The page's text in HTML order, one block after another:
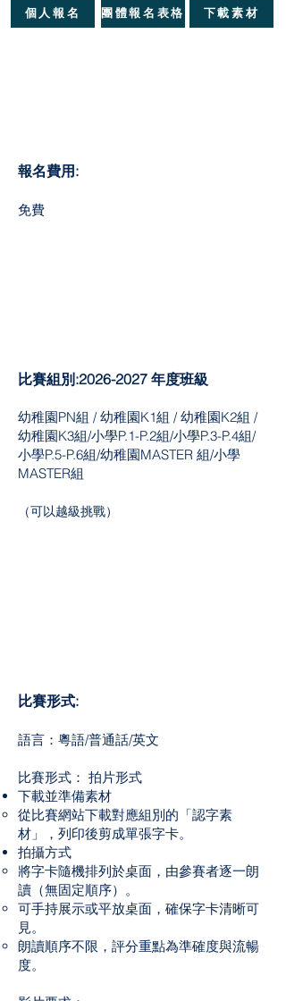
個人報名 團體報名表格 下載素材
報名費用:
​免費
比賽組別:2026-2027 年度班級
幼稚園PN組 / 幼稚園K1組 / 幼稚園K2組 /
幼稚園K3組/小學P.1-P.2組/小學P.3-P.4組/
小學P.5-P.6組/幼稚園MASTER 組/小學
MASTER組
​（可以越級挑戰）
比賽形式:
語言：粵語/普通話/英文
比賽形式： 拍片形式
下載並準備素材
從比賽網站下載對應組別的「認字素
材」，列印後剪成單張字卡。
拍攝方式
將字卡隨機排列於桌面，由參賽者逐一朗
讀（無固定順序）。
可手持展示或平放桌面，確保字卡清晰可
見。
朗讀順序不限，評分重點為準確度與流暢
度。